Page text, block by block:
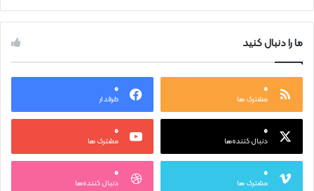
ما را دنبال کنید
۰
مشترک ها
۰
طرفدار
۰
دنبال کننده‌ها
۰
مشترک ها
۰
مشترک ها
۰
دنبال کننده‌ها